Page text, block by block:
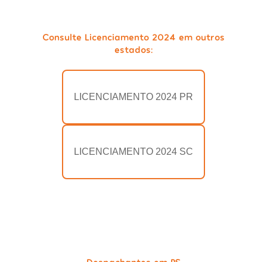
Consulte Licenciamento 2024 em outros
estados:
LICENCIAMENTO 2024 PR
LICENCIAMENTO 2024 SC